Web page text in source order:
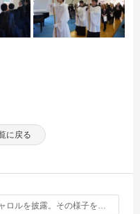
に戻る
今年も村のご老人達にクリスマスキャロルを披露。その様子を写真で。